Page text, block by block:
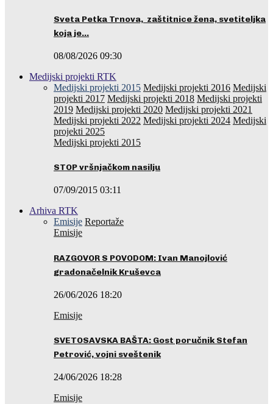
Sveta Petka Trnova, zaštitnice žena, svetiteljka
koja je…
08/08/2026 09:30
Medijski projekti RTK
Medijski projekti 2015 Medijski projekti 2016 Medijski
projekti 2017 Medijski projekti 2018 Medijski projekti
2019 Medijski projekti 2020 Medijski projekti 2021
Medijski projekti 2022 Medijski projekti 2024 Medijski
projekti 2025
Medijski projekti 2015
STOP vršnjačkom nasilju
07/09/2015 03:11
Arhiva RTK
Emisije Reportaže
Emisije
RAZGOVOR S POVODOM: Ivan Manojlović
gradonačelnik Kruševca
26/06/2026 18:20
Emisije
SVETOSAVSKA BAŠTA: Gost poručnik Stefan
Petrović, vojni sveštenik
24/06/2026 18:28
Emisije